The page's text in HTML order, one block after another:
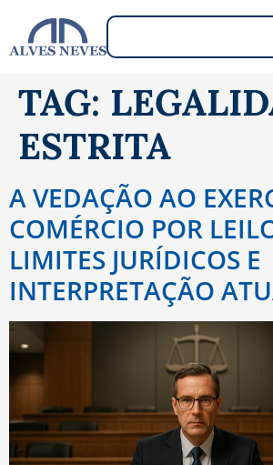
TAG:
ESTRITA
A VEDAÇÃO AO
COMÉRCIO POR
LIMITES JURÍDICOS E
INTERPRETAÇÃO